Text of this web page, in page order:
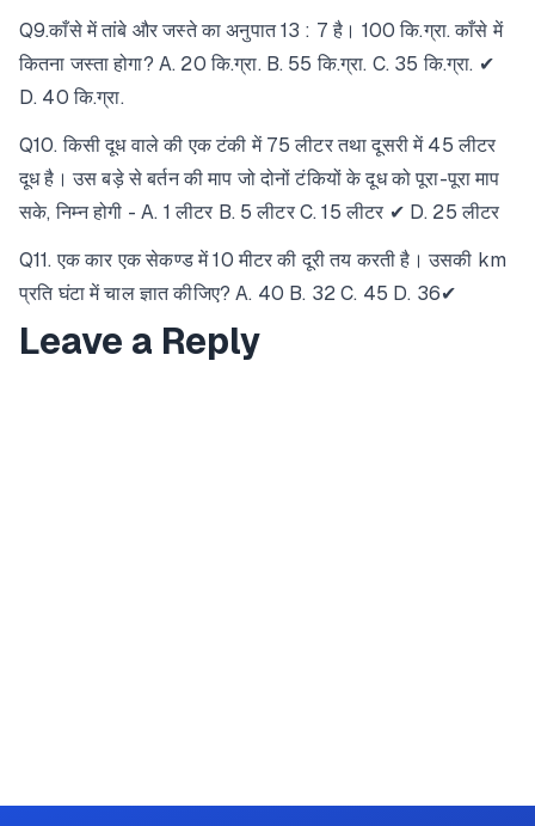
Q9.काँसे में तांबे और जस्ते का अनुपात 13 : 7 है। 100 कि.ग्रा. काँसे में
कितना जस्ता होगा? A. 20 कि.ग्रा. B. 55 कि.ग्रा. C. 35 कि.ग्रा. ✔
D. 40 कि.ग्रा.
Q10. किसी दूध वाले की एक टंकी में 75 लीटर तथा दूसरी में 45 लीटर
दूध है। उस बड़े से बर्तन की माप जो दोनों टंकियों के दूध को पूरा-पूरा माप
सके, निम्न होगी - A. 1 लीटर B. 5 लीटर C. 15 लीटर ✔ D. 25 लीटर
Q11. एक कार एक सेकण्ड में 10 मीटर की दूरी तय करती है। उसकी km
प्रति घंटा में चाल ज्ञात कीजिए? A. 40 B. 32 C. 45 D. 36✔
Leave a Reply